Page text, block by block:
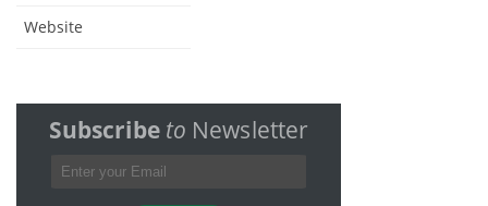
Website
Subscribe to Newsletter